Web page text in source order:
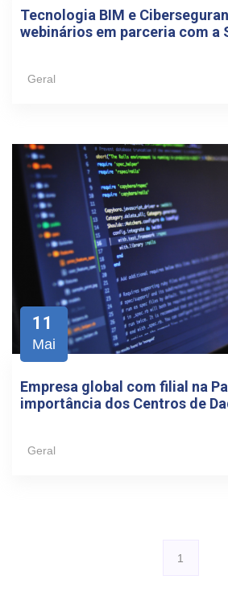
Tecnologia BIM e
webinários em parceria com a
Geral
11
Mai
Empresa global com filial na
importância dos Centros de
Geral
1